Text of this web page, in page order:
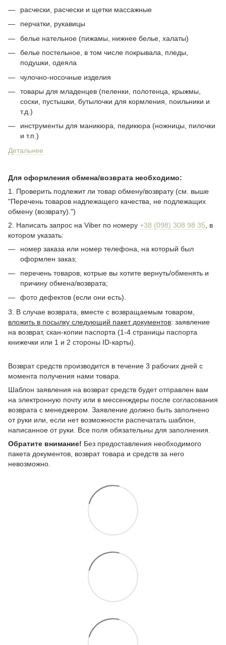
расчески, расчески и щетки массажные
перчатки, рукавицы
белье нательное (пижамы, нижнее белье, халаты)
белье постельное, в том числе покрывала, пледы,
подушки, одеяла
чулочно-носочные изделия
товары для младенцев (пеленки, полотенца, крыжмы,
соски, пустышки, бутылочки для кормления, поильники и
т.д.)
инструменты для маникюра, педикюра (ножницы, пилочки
и т.п.)
Детальнее
Для оформления обмена/возврата необходимо:
1. Проверить подлежит ли товар обмену/возврату (см. выше
"Перечень товаров надлежащего качества, не подлежащих
обмену (возврату).")
2. Написать запрос на Viber по номеру +38 (098) 308 98 35 , в
котором указать:
номер заказа или номер телефона, на который был
оформлен заказ;
перечень товаров, котрые вы хотите вернуть/обменять и
причину обмена/возврата;
фото дефектов (если они есть).
3. В случае возврата, вместе с возвращаемым товаром,
вложить в посылку следующий пакет документов: заявление
на возврат, скан-копии паспорта (1-4 страницы паспорта
книжечки или 1 и 2 стороны ID-карты).
Возврат средств производится в течение 3 рабочих дней с
момента получения нами товара.
Шаблон заявления на возврат средств будет отправлен вам
на электронную почту или в мессенждеры после согласования
возврата с менеджером. Заявление должно быть заполнено
от руки или, если нет возможности распечатать шаблон,
написанное от руки. Все поля обязательны для заполнения.
Обратите внимание! Без предоставления необходимого
пакета документов, возврат товара и средств за него
невозможно.